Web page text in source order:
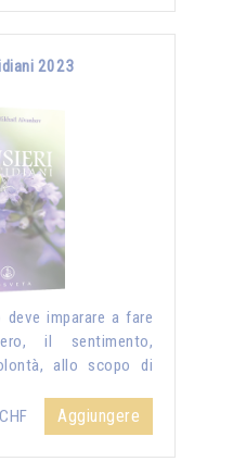
2023
deve imparare a fare
il sentimento,
allo scopo di
Aggiungere